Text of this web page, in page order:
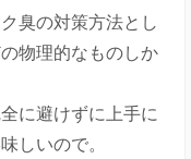
臭の対策方法とし
物理的なものしか
に避けずに上手に
しいので。